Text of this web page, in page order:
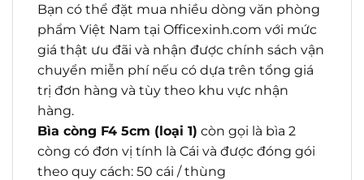
Bạn có thể đặt mua nhiều dòng văn phòng
phẩm Việt Nam tại Officexinh.com với mức
giá thật ưu đãi và nhận được chính sách vận
chuyển miễn phí nếu có dựa trên tổng giá
trị đơn hàng và tùy theo khu vực nhận
hàng.
Bìa còng F4 5cm (loại 1) còn gọi là bìa 2
còng có đơn vị tính là Cái và được đóng gói
theo quy cách: 50 cái / thùng